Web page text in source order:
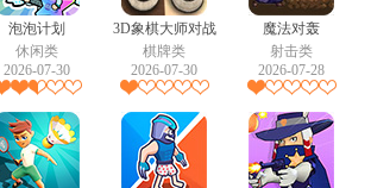
泡泡计划
休闲类
2026-07-30
3D象棋大师对战
棋牌类
2026-07-30
魔法对轰
射击类
2026-07-28